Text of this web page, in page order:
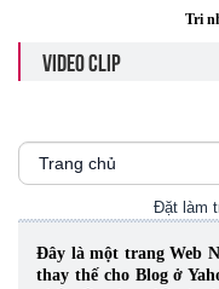
Tri
VIDEO CLIP
Đặt làm
Đây là một trang Web
thay thế cho Blog ở